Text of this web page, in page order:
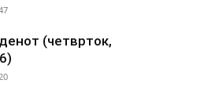
(четврток,